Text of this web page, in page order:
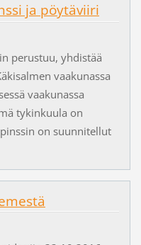
ja pöytäviiri
perustuu, yhdistää
vaakunassa
vaakunassa
tykinkuula on
on suunnitellut